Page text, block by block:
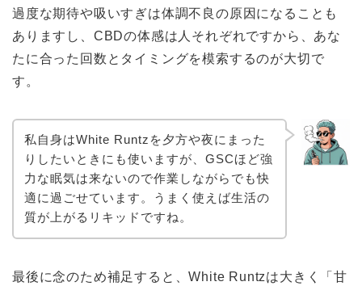
過度な期待や吸いすぎは体調不良の原因になることも
ありますし、CBDの体感は人それぞれですから、あな
たに合った回数とタイミングを模索するのが大切で
す。
私自身はWhite Runtzを夕方や夜にまった
りしたいときにも使いますが、GSCほど強
力な眠気は来ないので作業しながらでも快
適に過ごせています。うまく使えば生活の
質が上がるリキッドですね。
最後に念のため補足すると、White Runtzは大きく「甘